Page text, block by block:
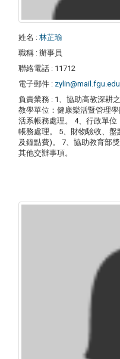
姓名 : 林芷瑜
職稱 : 辦事員
聯絡電話 : 11712
電子郵件 :
負責業務 : 1、協助高教深耕
教學單位：健康樂活暨管理
活系帳務處理。 4、行政單
帳務處理。 5、財物驗收、
及鐘點費)。 7、協助教育部
其他交辦事項。